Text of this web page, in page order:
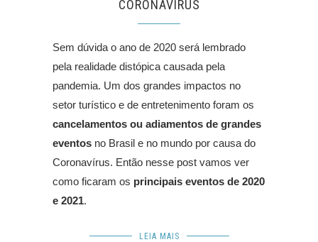
CORONAVÍRUS
Sem dúvida o ano de 2020 será lembrado
pela realidade distópica causada pela
pandemia. Um dos grandes impactos no
setor turístico e de entretenimento foram os
cancelamentos ou adiamentos de grandes
eventos no Brasil e no mundo por causa do
Coronavírus. Então nesse post vamos ver
como ficaram os principais eventos de 2020
e 2021.
LEIA MAIS